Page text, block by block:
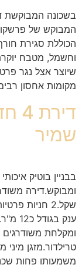
הכוללת סגירת
וחשמל, מטבח
שיוצר אצל נגר
מקומות אחסון
שמיר
ומבוקש.דירה
שקל.2 חניות
ענק
ומקלחת משודרגים
טרילדור.מזגן מיני
משמעותו פחות